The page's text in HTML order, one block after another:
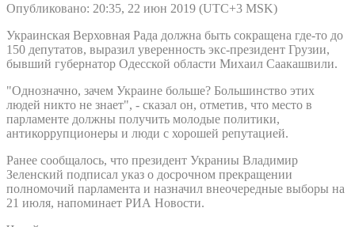
Опубликовано: 20:35, 22 июн 2019 (UTC+3 MSK)
Украинская Верховная Рада должна быть сокращена где-то до
150 депутатов, выразил уверенность экс-президент Грузии,
бывший губернатор Одесской области Михаил Саакашвили.
"Однозначно, зачем Украине больше? Большинство этих
людей никто не знает", - сказал он, отметив, что место в
парламенте должны получить молодые политики,
антикоррупционеры и люди с хорошей репутацией.
Ранее сообщалось, что президент Украниы Владимир
Зеленский подписал указ о досрочном прекращении
полномочий парламента и назначил внеочередные выборы на
21 июля, напоминает РИА Новости.